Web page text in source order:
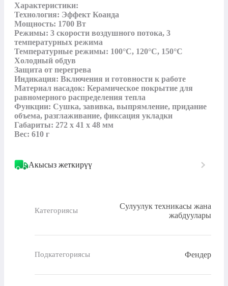
Характеристики:
Технология: Эффект Коанда
Мощность: 1700 Вт
Режимы: 3 скорости воздушного потока, 3
температурных режима
Температурные режимы: 100°C, 120°C, 150°C
Холодный обдув
Защита от перегрева
Индикация: Включения и готовности к работе
Материал насадок: Керамическое покрытие для
равномерного распределения тепла
Функции: Сушка, завивка, выпрямление, придание
объема, разглаживание, фиксация укладки
Габариты: 272 x 41 x 48 мм
Вес: 610 г
Акысыз жеткирүү
Категориясы
Сулуулук техникасы жана
жабдуулары
Подкатегориясы Фендер